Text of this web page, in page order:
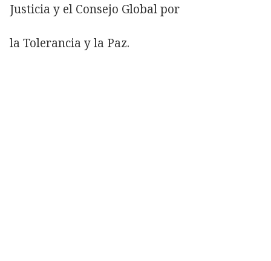
Justicia y el Consejo Global por
la Tolerancia y la Paz.